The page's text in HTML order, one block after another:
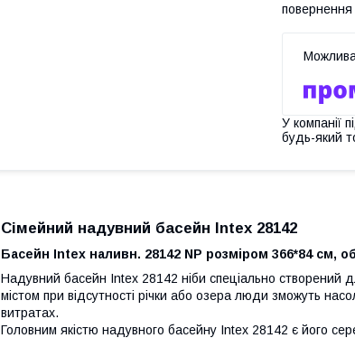
повернення
У компанії
будь-який
Сімейний надувний басейн Intex 28142
Басейн Intex наливн. 28142 NP розміром 366*84 см,
Надувний басейн Intex 28142 ніби спеціально створений
містом при відсутності річки або озера люди зможуть
витратах.
Головним якістю надувного басейну Intex 28142 є його